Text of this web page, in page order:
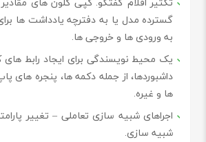
گسترده مدل یا به دفترچه یادداشت ها
به ورودی ها و خروجی ها.
یک محیط نویسندگی برای ایجاد رابط
داشبوردها، از جمله دکمه ها، پنجره
ها و غیره.
اجراهای شبیه سازی تعاملی – تغییر
شبیه سازی.